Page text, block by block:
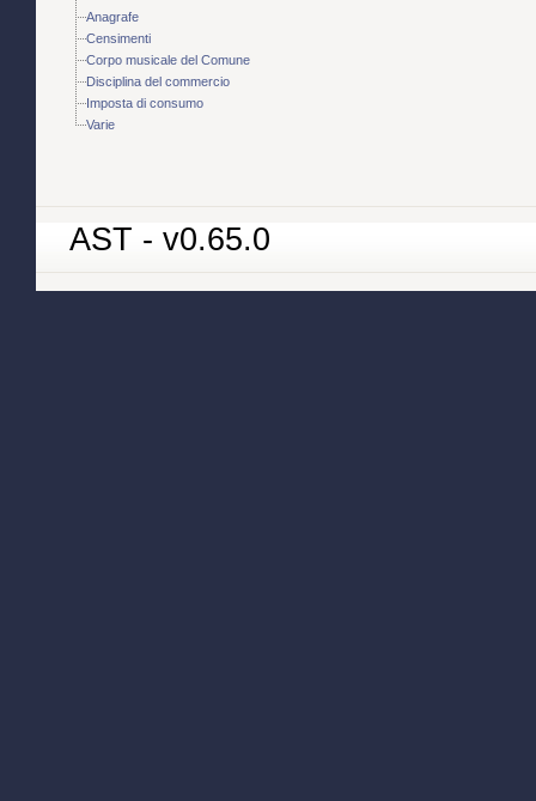
Anagrafe
Censimenti
Corpo musicale del Comune
Disciplina del commercio
Imposta di consumo
Varie
AST - v0.65.0